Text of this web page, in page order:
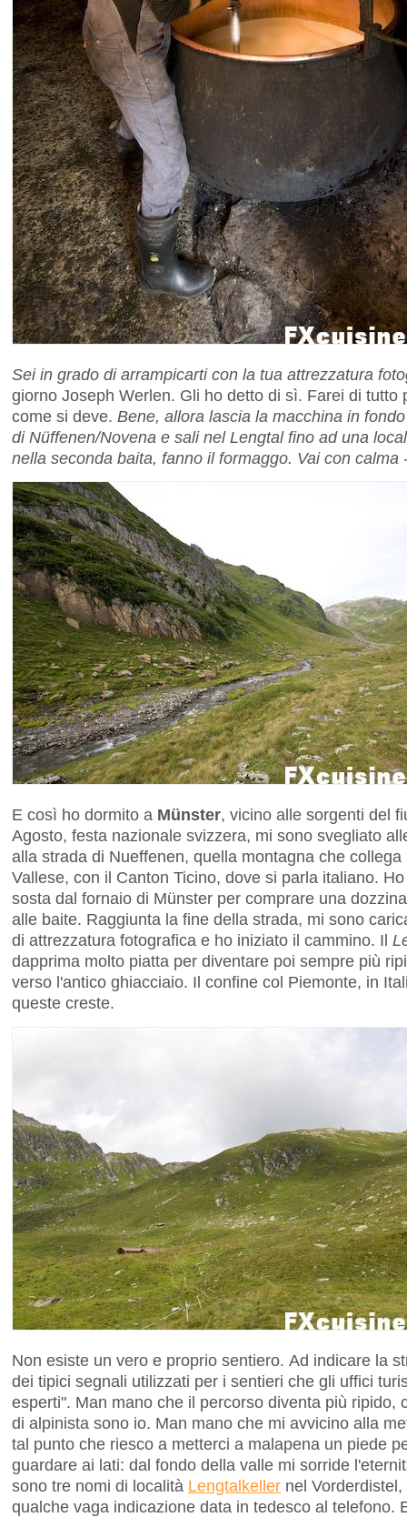
Sei in grado di arrampicarti con la tua attrezzatura
giorno Joseph Werlen. Gli ho detto di sì. Farei di tutto
come si deve. Bene, allora lascia la macchina in
di Nüffenen/Novena e sali nel Lengtal fino ad una
nella seconda baita, fanno il formaggo. Vai con calma
E così ho dormito a Münster, vicino alle sorgenti del
Agosto, festa nazionale svizzera, mi sono svegliato
alla strada di Nueffenen, quella montagna che
Vallese, con il Canton Ticino, dove si parla italiano.
sosta dal fornaio di Münster per comprare una
alle baite. Raggiunta la fine della strada, mi sono
di attrezzatura fotografica e ho iniziato il cammino. Il
dapprima molto piatta per diventare poi sempre più
verso l'antico ghiacciaio. Il confine col Piemonte, in
queste creste.
Non esiste un vero e proprio sentiero. Ad indicare la
dei tipici segnali utilizzati per i sentieri che gli uffici
esperti". Man mano che il percorso diventa più ripido,
di alpinista sono io. Man mano che mi avvicino alla
tal punto che riesco a metterci a malapena un piede
guardare ai lati: dal fondo della valle mi sorride
sono tre nomi di località Lengtalkeller nel
qualche vaga indicazione data in tedesco al